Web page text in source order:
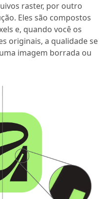
raster, por outro
Eles são compostos
e, quando você os
originais, a qualidade se
imagem borrada ou